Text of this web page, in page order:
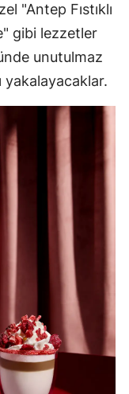
"Antep Fıstıklı
gibi lezzetler
unutulmaz
yakalayacaklar.